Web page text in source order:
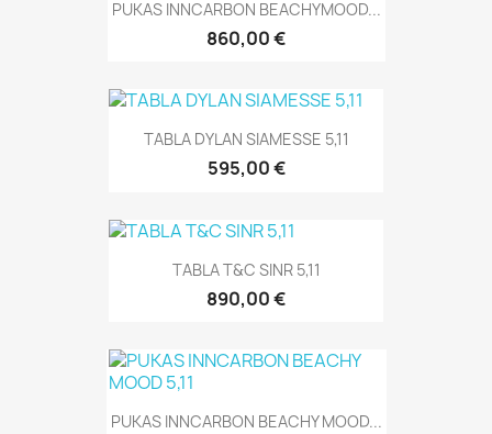
PUKAS INNCARBON BEACHYMOOD...
860,00 €
TABLA DYLAN SIAMESSE 5,11
595,00 €
TABLA T&C SINR 5,11
890,00 €
PUKAS INNCARBON BEACHY MOOD...